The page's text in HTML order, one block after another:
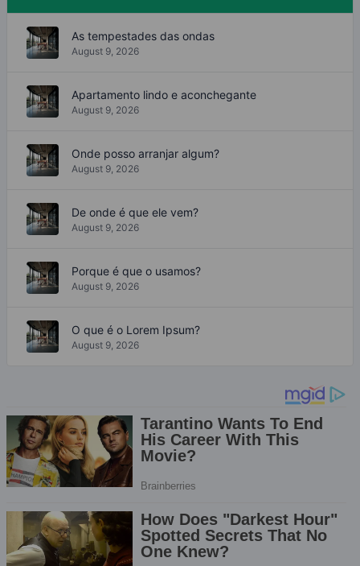
As tempestades das ondas
August 9, 2026
Apartamento lindo e aconchegante
August 9, 2026
Onde posso arranjar algum?
August 9, 2026
De onde é que ele vem?
August 9, 2026
Porque é que o usamos?
August 9, 2026
O que é o Lorem Ipsum?
August 9, 2026